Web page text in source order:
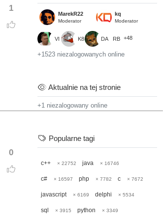
1
0
MarekR22
Moderator
kq
Moderator
VI K8 DA RB +48
+1523 niezalogowanych online
Aktualnie na tej stronie
+1 niezalogowany online
Popularne tagi
c++ × 22752 java × 16746
c# × 16597 php × 7782 c × 7672
javascript × 6169 delphi × 5534
sql × 3915 python × 3349